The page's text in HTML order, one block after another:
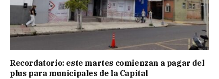
Recordatorio: este martes comienzan a pagar del
plus para municipales de la Capital